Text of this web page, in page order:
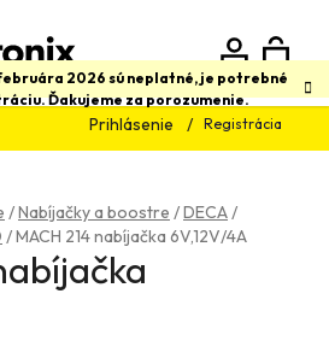
2026 sú neplatné, je potrebné
Ďakujeme za porozumenie.
Prihlásenie Registrácia
Hľadať
/Nabíjačky a boostre /DECA/
/MACH 214 nabíjačka 6V,12V/4A